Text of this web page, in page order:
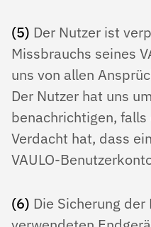
(5) Der Nutzer ist
Missbrauchs seines
uns von allen
Der Nutzer hat uns
benachrichtigen,
Verdacht hat, dass
VAULO-
(6) Die Sicherung